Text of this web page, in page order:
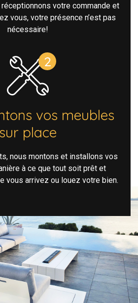
votre commande et
vous, votre présence n’est pas
nécessaire!
vos meubles
sur place
nous montons et installons vos
à ce que tout soit prêt et
vous arrivez ou louez votre bien.